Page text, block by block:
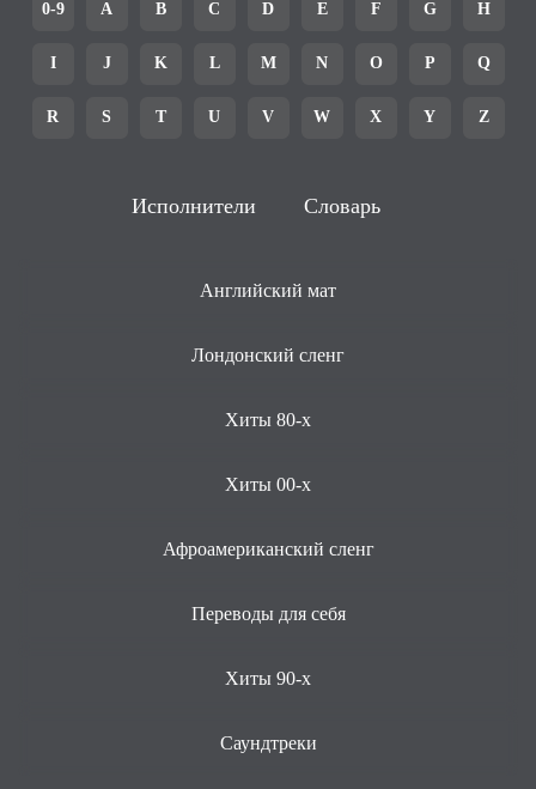
0-9 A B C D E F G H
I J K L M N O P Q
R S T U V W X Y Z
Исполнители Словарь
Английский мат
Лондонский сленг
Хиты 80-х
Хиты 00-х
Афроамериканский сленг
Переводы для себя
Хиты 90-х
Саундтреки